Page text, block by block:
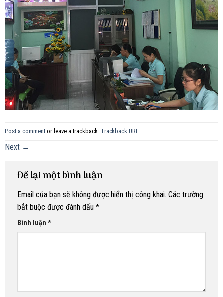
Post a comment or leave a trackback: Trackback URL
Next →
Để lại một bình luận
Email của bạn sẽ không được hiển thị công khai. Các trường
bắt buộc được đánh dấu *
Bình luận *